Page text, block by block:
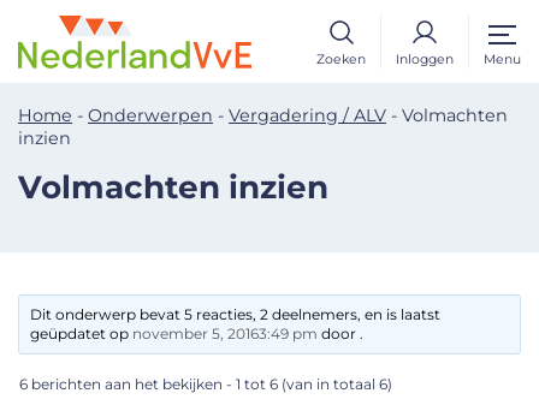
Zoeken Inloggen Menu
Home - Onderwerpen - Vergadering / ALV - Volmachten
inzien
Volmachten inzien
Dit onderwerp bevat 5 reacties, 2 deelnemers, en is laatst
geüpdatet op november 5, 20163:49 pm door .
6 berichten aan het bekijken - 1 tot 6 (van in totaal 6)